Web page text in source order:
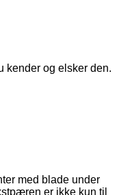
og elsker den.
med blade under
er ikke kun til